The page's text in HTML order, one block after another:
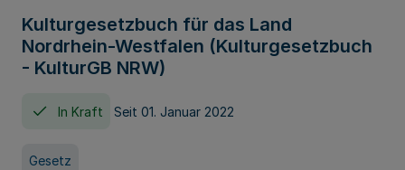
Kulturgesetzbuch für das Land
Nordrhein-Westfalen (Kulturgesetzbuch
- KulturGB NRW)
In Kraft Seit 01. Januar 2022
Gesetz